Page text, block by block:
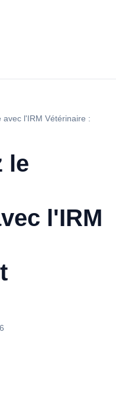
l'IRM Vétérinaire :
le
l'IRM